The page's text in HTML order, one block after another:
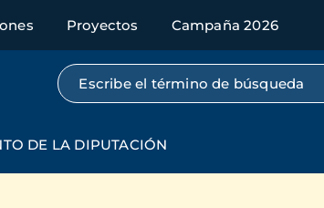
Proyectos Campaña 2026
Búsqueda por texto completo
DE LA DIPUTACIÓN